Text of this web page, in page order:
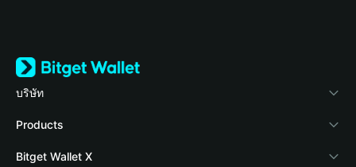
บริษัท
เกี่ยวกับ Bitget Wallet
Blog
Products
Crypto Card
Bitget Wallet X